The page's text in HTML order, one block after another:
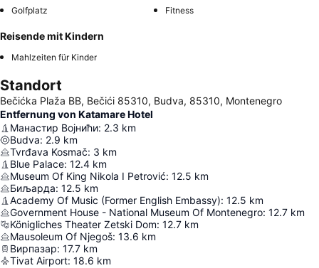
Golfplatz Fitness
Reisende mit Kindern
Mahlzeiten für Kinder
Standort
Bečićka Plaža BB, Bečići 85310, Budva, 85310, Montenegro
Entfernung von Katamare Hotel
Манастир Војнићи: 2.3 km
Budva: 2.9 km
Tvrđava Kosmač: 3 km
Blue Palace: 12.4 km
Museum Of King Nikola I Petrović: 12.5 km
Биљарда: 12.5 km
Academy Of Music (Former English Embassy): 12.5 km
Government House - National Museum Of Montenegro: 12.7 km
Königliches Theater Zetski Dom: 12.7 km
Mausoleum Of Njegoš: 13.6 km
Вирпазар: 17.7 km
Tivat Airport: 18.6 km